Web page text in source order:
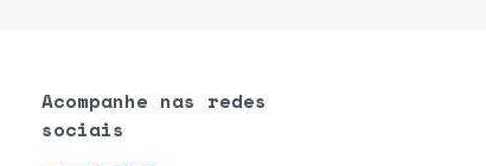
Acompanhe nas redes
sociais